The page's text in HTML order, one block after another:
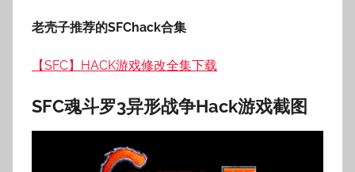
老壳子推荐的SFChack合集
【SFC】HACK游戏修改全集下载
SFC魂斗罗3异形战争Hack游戏截图